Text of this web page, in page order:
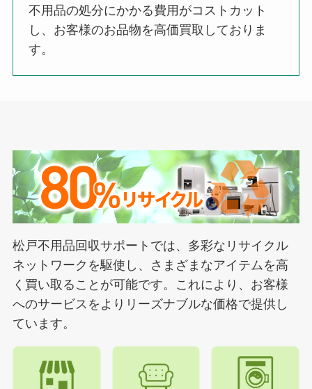
不用品の処分にかかる費用がコストカット
し、お客様のお品物を高価買取しておりま
す。
松戸不用品回収サポートでは、多彩なリサイクル
ネットワークを駆使し、さまざまなアイテムを高
く買い取ることが可能です。これにより、お客様
へのサービスをよりリーズナブルな価格で提供し
ています。